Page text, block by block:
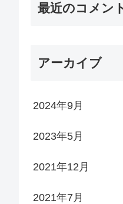
最近のコメン
アーカイブ
2024年9月
2023年5月
2021年12月
2021年7月